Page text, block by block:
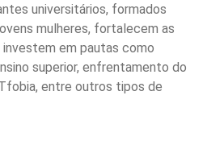
universitários, formados
mulheres, fortalecem as
em pautas como
superior, enfrentamento do
entre outros tipos de